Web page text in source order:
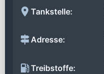
Tankstelle:
Adresse:
Treibstoffe: